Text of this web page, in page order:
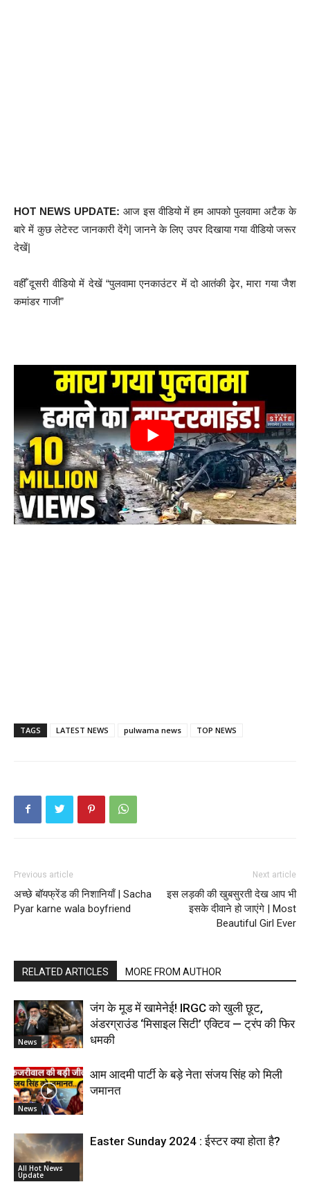
HOT NEWS UPDATE: आज इस वीडियो में हम आपको पुलवामा अटैक के
बारे में कुछ लेटेस्ट जानकारी देंगे| जानने के लिए उपर दिखाया गया वीडियो जरूर
देखें|
वहीँ दूसरी वीडियो में देखें “पुलवामा एनकाउंटर में दो आतंकी ढ़ेर, मारा गया जैश
कमांडर गाजी”
TAGS LATEST NEWS pulwama news TOP NEWS
Previous article
अच्छे बॉयफ्रेंड की निशानियाँ | Sacha
Pyar karne wala boyfriend
Next article
इस लड़की की खुबसुरती देख आप भी
इसके दीवाने हो जाएंगे | Most
Beautiful Girl Ever
RELATED ARTICLES MORE FROM AUTHOR
News
जंग के मूड में खामेनेई! IRGC को खुली छूट,
अंडरग्राउंड ‘मिसाइल सिटी’ एक्टिव — ट्रंप की फिर
धमकी
News
आम आदमी पार्टी के बड़े नेता संजय सिंह को मिली
जमानत
All Hot News
Update
Easter Sunday 2024 : ईस्टर क्या होता है?